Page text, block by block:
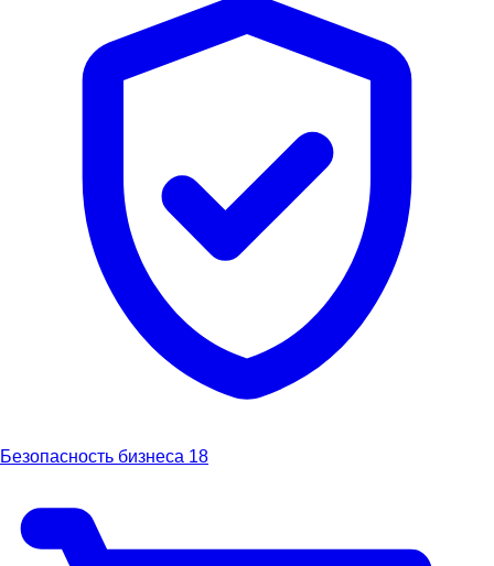
Безопасность бизнеса 18